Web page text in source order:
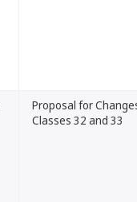
Proposal for
Classes 32 and 33